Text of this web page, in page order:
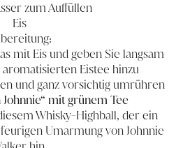
zum Auffüllen
Eis
mit Eis und geben Sie langsam
Eistee hinzu
und ganz vorsichtig umrühren
mit grünem Tee
Whisky-Highball, der ein
Umarmung von Johnnie